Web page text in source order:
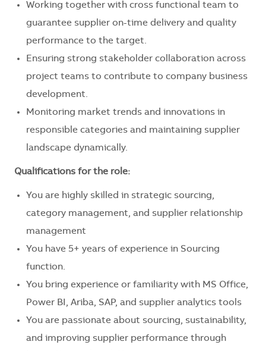
Working together with cross functional team to
guarantee supplier on-time delivery and quality
performance to the target.
Ensuring strong stakeholder collaboration across
project teams to contribute to company business
development.
Monitoring market trends and innovations in
responsible categories and maintaining supplier
landscape dynamically.
Qualifications for the role:
You are highly skilled in strategic sourcing,
category management, and supplier relationship
management
You have 5+ years of experience in Sourcing
function.
You bring experience or familiarity with MS Office,
Power BI, Ariba, SAP, and supplier analytics tools
You are passionate about sourcing, sustainability,
and improving supplier performance through